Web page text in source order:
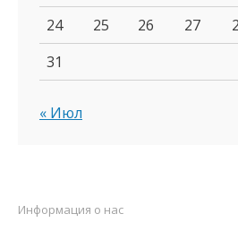
24
25 26 27
31
« Июл
Информация о нас